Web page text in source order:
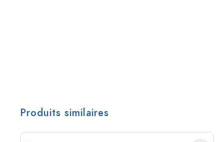
Produits similaires